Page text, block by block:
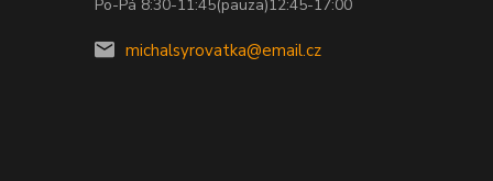
Po-Pá 8:30-11:45(pauza)12:45-17:00
michalsyrovatka@email.cz